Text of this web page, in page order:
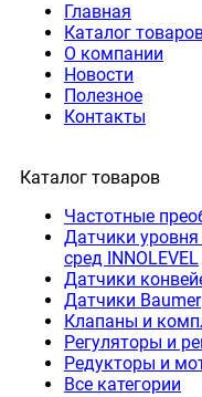
Главная
Каталог
О компании
Новости
Полезное
Контакты
Каталог товаров
Частотные
Датчики
сред INNOLEVEL
Датчики
Датчики Baumer
Клапаны и
Регуляторы и
Редукторы и
Все категории